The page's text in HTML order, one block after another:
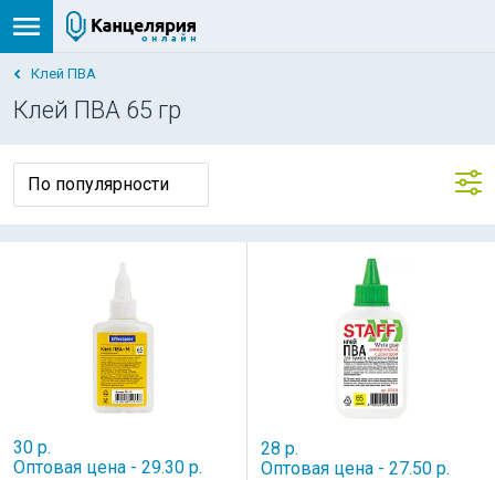
Клей ПВА
Клей ПВА 65 гр
30 р.
Оптовая цена - 29.30 р.
28 р.
Оптовая цена - 27.50 р.